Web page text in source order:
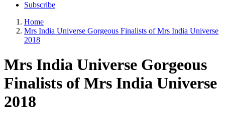
Subscribe
Home
Mrs India Universe Gorgeous Finalists of Mrs India Universe
2018
Mrs India Universe Gorgeous
Finalists of Mrs India Universe
2018